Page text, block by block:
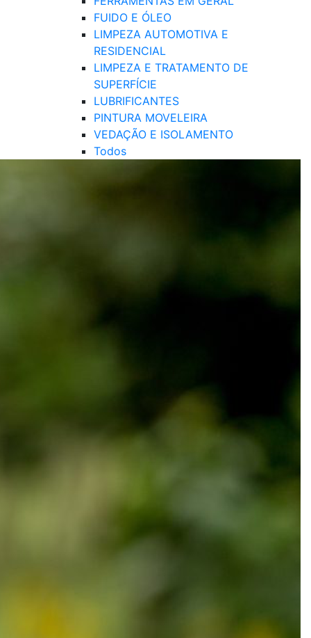
FUIDO E ÓLEO
LIMPEZA AUTOMOTIVA E
RESIDENCIAL
LIMPEZA E TRATAMENTO DE
SUPERFÍCIE
LUBRIFICANTES
PINTURA MOVELEIRA
VEDAÇÃO E ISOLAMENTO
Todos